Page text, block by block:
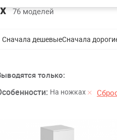
76 моделей
Сначала дешевыеСначала
только:
На ножках